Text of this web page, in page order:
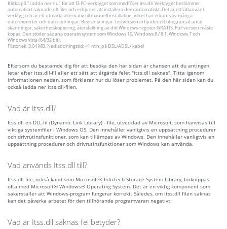
Klicka på"Ladda ner nu" för att få PC-verktyget som medföljer itss.dll. Verktyget bestämmer
automatiskt saknade dll-filer och erbjuder att installera dem automatiskt. Det är ett lättanvänt
verktyg och är ett utmärkt alternativ till manuell installation, vilket har erkänts av många
datorexperter och datortidningar. Begränsningar: testversion erbjuder ett obegränsat antal
skanningar, säkerhetskopiering, återställning av ditt Windows-register GRATIS. Full version måste
köpas. Den stöder sådana operativsystem som Windows 10, Windows 8 / 8.1, Windows 7 och
Windows Vista (64/32 bit).
Filstorlek: 3,04 MB, Nedladdningstid: <1 min. på DSL/ADSL/ kabel
Eftersom du bestämde dig för att besöka den här sidan är chansen att du antingen
letar efter itss.dll-fil eller ett sätt att åtgärda felet "itss.dll saknas". Titta igenom
informationen nedan, som förklarar hur du löser problemet. På den här sidan kan du
också ladda ner itss.dll-filen.
Vad är Itss.dll?
Itss.dll en DLL-fil (Dynamic Link Library) - file, utvecklad av Microsoft, som hänvisas till
viktiga systemfiler i Windows OS. Den innehåller vanligtvis en uppsättning procedurer
och drivrutinsfunktioner, som kan tillämpas av Windows. Den innehåller vanligtvis en
uppsättning procedurer och drivrutinsfunktioner som Windows kan använda.
Vad används Itss.dll till?
Itss.dll file, också känd som Microsoft® InfoTech Storage System Library, förknippas
ofta med Microsoft® Windows® Operating System. Det är en viktig komponent som
säkerställer att Windows-program fungerar korrekt. Således, om itss.dll filen saknas
kan det påverka arbetet för den tillhörande programvaran negativt.
Vad är Itss.dll saknas fel betyder?